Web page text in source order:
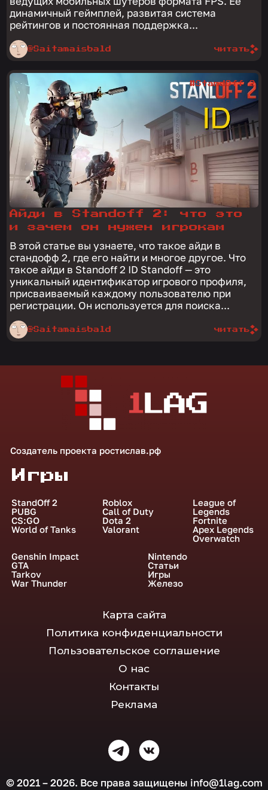
динамичный геймплей, развитая система
рейтингов и постоянная поддержка...
@Saitamaisbald читать
Айди в Standoff 2: что это
и зачем он нужен игрокам
В этой статье вы узнаете, что такое айди в
стандофф 2, где его найти и многое другое. Что
такое айди в Standoff 2 ID Standoff — это
уникальный идентификатор игрового профиля,
присваиваемый каждому пользователю при
регистрации. Он используется для поиска...
@Saitamaisbald
#StandOff 2
читать
Создатель проекта ростислав.рф
Игры
StandOff 2
PUBG
CS:GO
World of Tanks
Roblox
Call of Duty
Dota 2
Valorant
League of
Legends
Fortnite
Apex Legends
Overwatch
Genshin Impact
GTA
Tarkov
War Thunder
Nintendo
Статьи
Игры
Железо
Карта сайта
Политика конфиденциальности
Пользовательское соглашение
О нас
Контакты
Реклама
© 2021 – 2026. Все права защищены info@1lag.com